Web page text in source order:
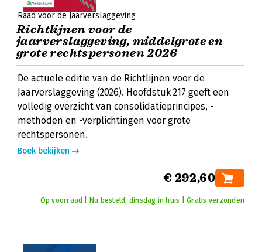
Raad voor de Jaarverslaggeving
Richtlijnen voor de
jaarverslaggeving, middelgrote en
grote rechtspersonen 2026
De actuele editie van de Richtlijnen voor de
Jaarverslaggeving (2026). Hoofdstuk 217 geeft een
volledig overzicht van consolidatieprincipes, -
methoden en -verplichtingen voor grote
rechtspersonen.
Boek bekijken
€ 292,60
Op voorraad | Nu besteld, dinsdag in huis | Gratis verzonden